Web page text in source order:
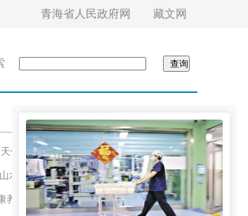
青海省人民政府网 藏文网
使”
水入画
养产教融合培育养老服务专业人才